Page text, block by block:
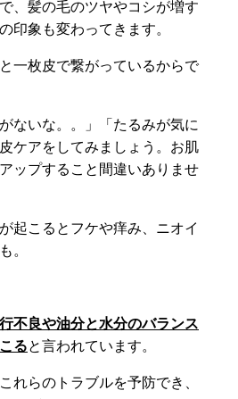
、髪の毛のツヤやコシが増す
印象も変わってきます。
一枚皮で繋がっているからで
ないな。。」「たるみが気に
ケアをしてみましょう。お肌
ップすること間違いありませ
起こるとフケや痒み、ニオイ
。
不良や油分と水分のバランス
ると言われています。
れらのトラブルを予防でき、